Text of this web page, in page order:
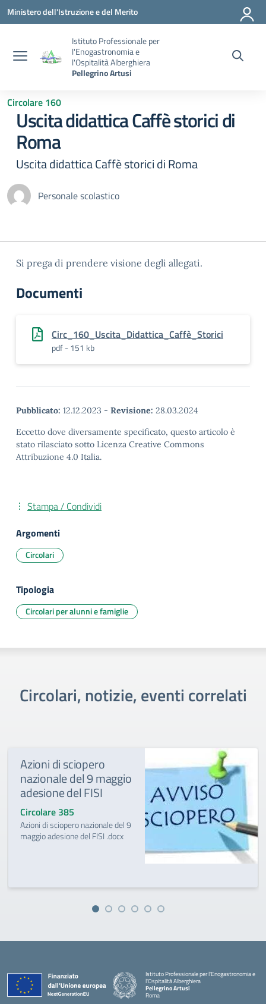
Vai ai contenuti
Vai al menu di navigazione
Vai al footer
Ministero dell'Istruzione e del Merito
Istituto Professionale per
l'Enogastronomia e
l'Ospitalità Alberghiera
Pellegrino Artusi
Circolare 160
Uscita didattica Caffè storici di
Roma
Uscita didattica Caffè storici di Roma
Personale scolastico
Si prega di prendere visione degli allegati.
Documenti
Circ_160_Uscita_Didattica_Caffè_Storici
pdf - 151 kb
Pubblicato: 12.12.2023 - Revisione: 28.03.2024
Eccetto dove diversamente specificato, questo articolo è
stato rilasciato sotto Licenza Creative Commons
Attribuzione 4.0 Italia.
Stampa / Condividi
Argomenti
Circolari
Tipologia
Circolari per alunni e famiglie
Circolari, notizie, eventi correlati
Azioni di sciopero
nazionale del 9 maggio
adesione del FISI
Circolare 385
Azioni di sciopero nazionale del 9
maggio adesione del FISI .docx
Istituto Professionale per l'Enogastronomia e
l'Ospitalità Alberghiera
Pellegrino Artusi
Roma